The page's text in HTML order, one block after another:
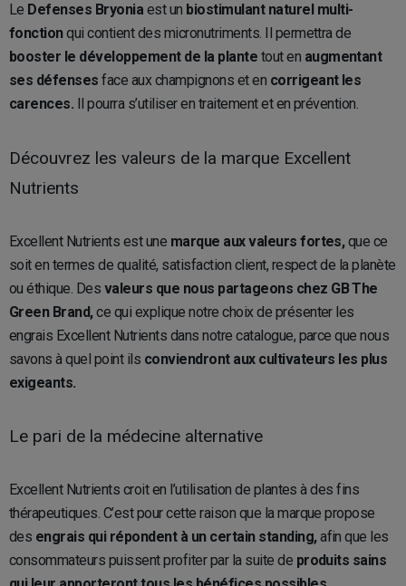
Le Defenses Bryonia est un biostimulant naturel multi-
fonctionqui contient des micronutriments. Il permettra de
booster le développement de la plante tout en augmentant
ses défenses face aux champignons et en corrigeant les
carences. Il pourra s’utiliser en traitement et en prévention.
Découvrez les valeurs de la marque Excellent
Nutrients
Excellent Nutrients est une marque aux valeurs fortes,que ce
soit en termes de qualité, satisfaction client, respect de la planète
ou éthique. Des valeurs que nous partageons chez GB The
Green Brand,ce qui explique notre choix de présenter les
engrais Excellent Nutrients dans notre catalogue, parce que nous
savons à quel point ils conviendront aux cultivateurs les plus
exigeants.
Le pari de la médecine alternative
Excellent Nutrients croit en l’utilisation de plantes à des fins
thérapeutiques. C’est pour cette raison que la marque propose
des engrais qui répondent à un certain standing,afin que les
consommateurs puissent profiter par la suite de produits sains